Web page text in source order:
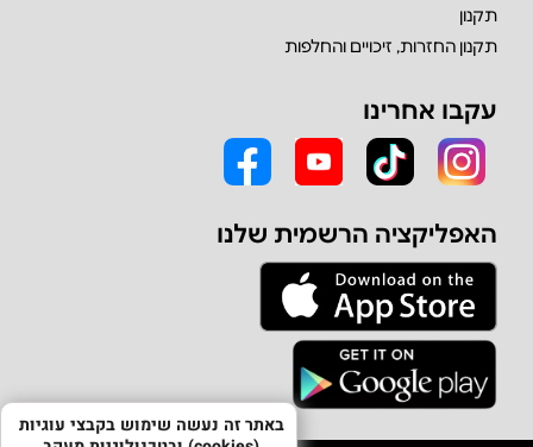
תקנון
תקנון החזרות, זיכויים והחלפות
עקבו אחרינו
האפליקציה הרשמית שלנו
באתר זה נעשה שימוש בקבצי עוגיות